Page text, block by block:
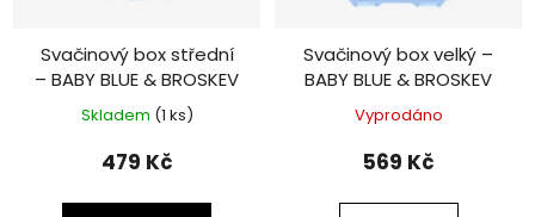
Svačinový box střední
– BABY BLUE & BROSKEV
Skladem (1 ks)
479 Kč
Svačinový box velký –
BABY BLUE & BROSKEV
Vyprodáno
569 Kč